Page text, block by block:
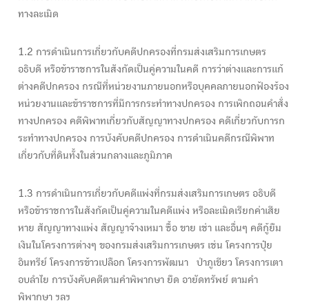
ทางละเมิด
1.2 การดำเนินการเกี่ยวกับคดีปกครองที่กรมส่งเสริมการเกษตร
อธิบดี หรือข้าราชการในสังกัดเป็นคู่ความในคดี การว่าต่างและการแก้
ต่างคดีปกครอง กรณีที่หน่วยงานภายนอกหรือบุคคลภายนอกฟ้องร้อง
หน่วยงานและข้าราชการที่มีการกระทำทางปกครอง การเพิกถอนคำสั่ง
ทางปกครอง คดีพิพาทเกี่ยวกับสัญญาทางปกครอง คดีเกี่ยวกับการก
ระทำทางปกครอง การบังคับคดีปกครอง การดำเนินคดีกรณีพิพาท
เกี่ยวกับที่ดินทั้งในส่วนกลางและภูมิภาค
1.3 การดำเนินการเกี่ยวกับคดีแพ่งที่กรมส่งเสริมการเกษตร อธิบดี
หรือข้าราชการในสังกัดเป็นคู่ความในคดีแพ่ง หรือละเมิดเรียกค่าเสีย
หาย สัญญาทางแพ่ง สัญญาจ้างเหมา ซื้อ ขาย เช่า และอื่นๆ คดีกู้ยืม
เงินในโครงการต่างๆ ของกรมส่งเสริมการเกษตร เช่น โครงการปุ๋ย
อินทรีย์ โครงการข้าวเปลือก โครงการพัฒนา ป่าภูเขียว โครงการเตา
อบลำไย การบังคับคดีตามคำพิพากษา ยึด อายัดทรัพย์ ตามคำ
พิพากษา ฯลฯ